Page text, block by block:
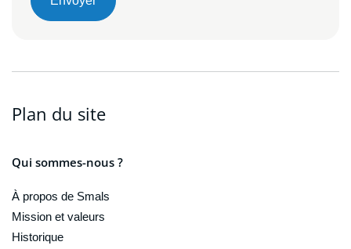
Plan du site
Qui sommes-nous ?
À propos de Smals
Mission et valeurs
Historique